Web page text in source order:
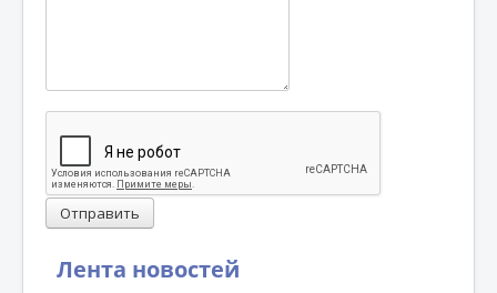
Лента новостей
Отправить